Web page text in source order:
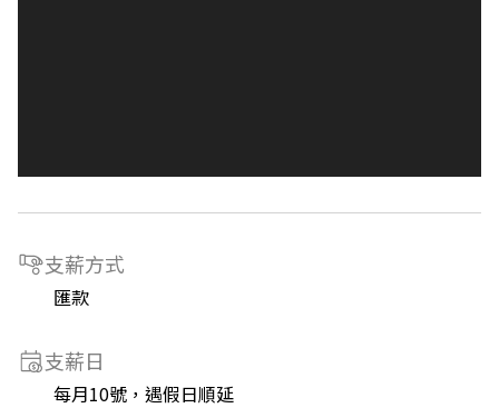
支薪方式
匯款
支薪日
每月10號，遇假日順延